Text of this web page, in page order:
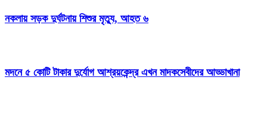
নকলায় সড়ক দুর্ঘটনায় শিশুর মৃত্যু, আহত ৬
মদনে ৫ কোটি টাকার দুর্যোগ আশ্রয়কেন্দ্র এখন মাদকসেবীদের আড্ডাখানা